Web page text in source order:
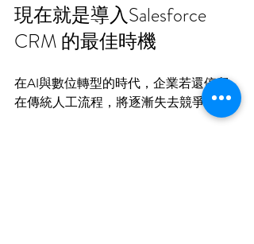
現在就是導入Salesforce
CRM 的最佳時機
在AI與數位轉型的時代，企業若還停留
在傳統人工流程，將逐漸失去競爭力。